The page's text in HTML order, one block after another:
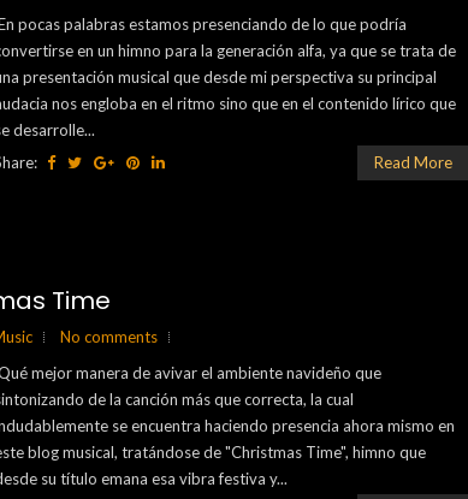
pocas palabras estamos presenciando de lo que podría
en un himno para la generación alfa, ya que se trata de
presentación musical que desde mi perspectiva su principal
nos engloba en el ritmo sino que en el contenido lírico que
desarrolle...
Read More
Time
No comments
mejor manera de avivar el ambiente navideño que
de la canción más que correcta, la cual
se encuentra haciendo presencia ahora mismo en
blog musical, tratándose de "Christmas Time", himno que
su título emana esa vibra festiva y...